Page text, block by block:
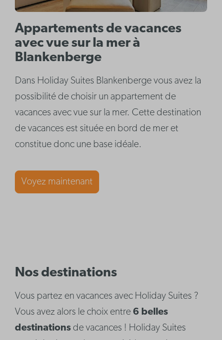
Appartements de vacances
avec vue sur la mer à
Blankenberge
Dans Holiday Suites Blankenberge vous avez la
possibilité de choisir un appartement de
vacances avec vue sur la mer. Cette destination
de vacances est située en bord de mer et
constitue donc une base idéale.
Voyez maintenant
Nos destinations
Vous partez en vacances avec Holiday Suites ?
Vous avez alors le choix entre 6 belles
destinations de vacances ! Holiday Suites